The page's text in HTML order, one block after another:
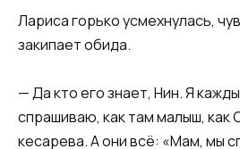
​Лариса горько усмехнулась,
закипает обида.​
​— Да кто его знает, Нин. Я
спрашиваю, как там малыш, как
кесарева. А они всё: «Мам, мы